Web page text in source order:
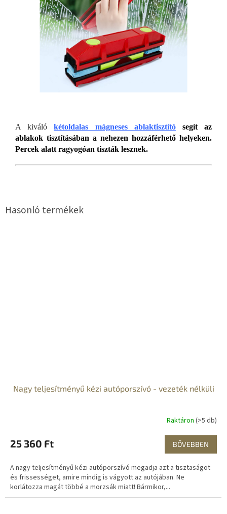
A kiválókétoldalas mágneses ablaktisztító
segít az
ablakok tisztításában a nehezen hozzáférhető helyeken.
Percek alatt ragyogóan tiszták lesznek.
Nagy teljesítményű kézi autóporszívó - vezeték nélküli
Raktáron (>5 db)
25 360 Ft BŐVEBBEN
A nagy teljesítményű kézi autóporszívó megadja azt a tisztaságot
és frissességet, amire mindig is vágyott az autójában. Ne
korlátozza magát többé a morzsák miatt! Bármikor,...